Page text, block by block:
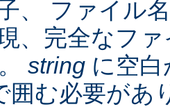
、 ファイル
、完全なフ
string に空
囲む必要があ